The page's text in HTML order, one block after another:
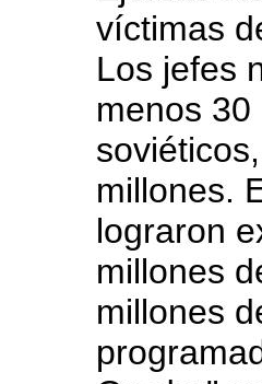
víctimas
Los jefes
menos
millones.
lograron
millones
millones